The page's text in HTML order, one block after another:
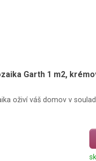
Garth 1 m2,
oživí váš domov v